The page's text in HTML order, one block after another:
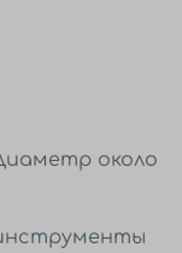
около